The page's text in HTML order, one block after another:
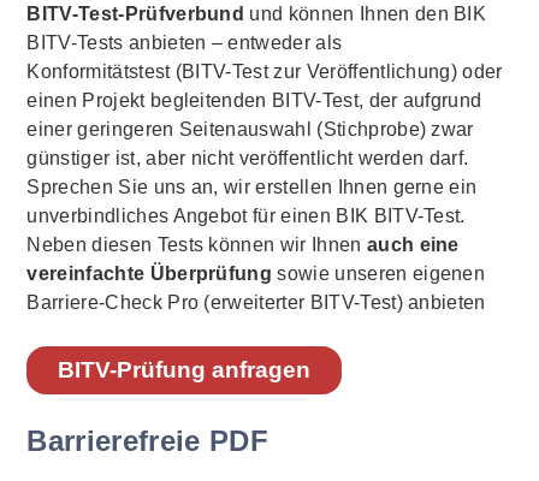
BITV-Test-Prüfverbund und können Ihnen den BIK
BITV-Tests anbieten – entweder als
Konformitätstest (BITV-Test zur Veröffentlichung) oder
einen Projekt begleitenden BITV-Test, der aufgrund
einer geringeren Seitenauswahl (Stichprobe) zwar
günstiger ist, aber nicht veröffentlicht werden darf.
Sprechen Sie uns an, wir erstellen Ihnen gerne ein
unverbindliches Angebot für einen BIK BITV-Test.
Neben diesen Tests können wir Ihnen auch eine
vereinfachte Überprüfung sowie unseren eigenen
Barriere-Check Pro (erweiterter BITV-Test) anbieten
BITV-Prüfung anfragen
Barrierefreie PDF